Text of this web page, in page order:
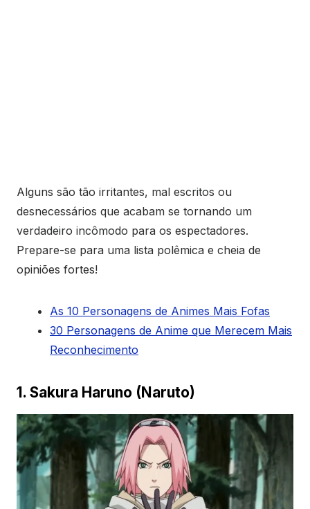
Alguns são tão irritantes, mal escritos ou
desnecessários que acabam se tornando um
verdadeiro incômodo para os espectadores.
Prepare-se para uma lista polêmica e cheia de
opiniões fortes!
As 10 Personagens de Animes Mais Fofas
30 Personagens de Anime que Merecem Mais
Reconhecimento
1. Sakura Haruno (Naruto)